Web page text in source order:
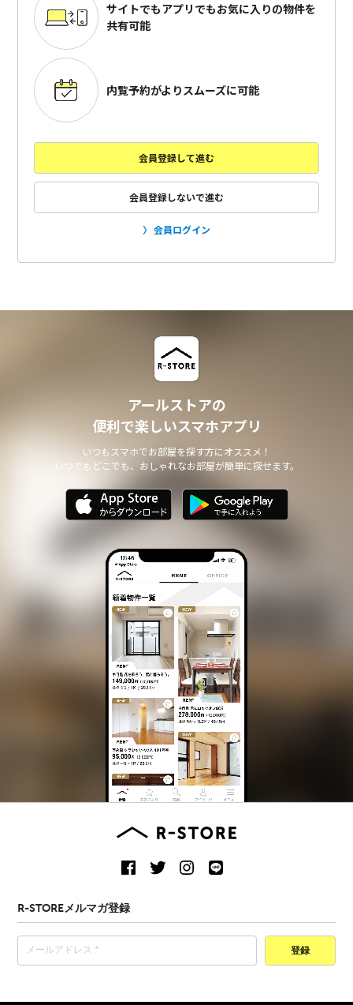
サイトでもアプリでもお気に入りの物件を
共有可能
内覧予約がよりスムーズに可能
会員登録して進む
会員登録しないで進む
会員ログイン
アールストアの
便利で楽しいスマホアプリ
いつもスマホでお部屋を探す方にオススメ！
いつでもどこでも、おしゃれなお部屋が簡単に探せます。
R-STOREメルマガ登録
登録